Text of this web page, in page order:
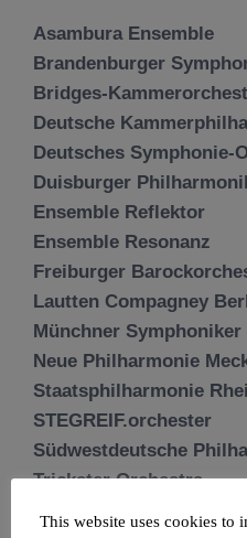
Asambura Ensemble
Brandenburger
Bridges-
Deutsche
Deutsches Symphonie-
Duisburger
Ensemble Reflektor
Ensemble Resonanz
Freiburger
Lautten Compagney
Münchner Symphoniker
Neue Philharmonie
Staatsphilharmonie
STEGREIF.orchester
Südwestdeutsche
Trickster Orchestra
This website uses cookies to